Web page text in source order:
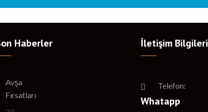
Haberler
Avşa
Fırsatları
İletişim Bilgileri
Telefon:
Whatapp